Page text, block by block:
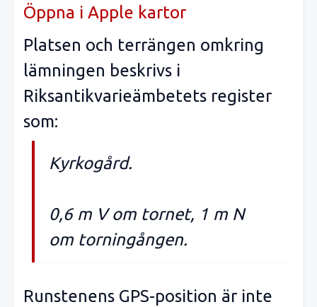
Öppna i Apple kartor
Platsen och terrängen omkring
lämningen beskrivs i
Riksantikvarieämbetets register
som:
Kyrkogård.
0,6 m V om tornet, 1 m N
om torningången.
Runstenens GPS-position är inte